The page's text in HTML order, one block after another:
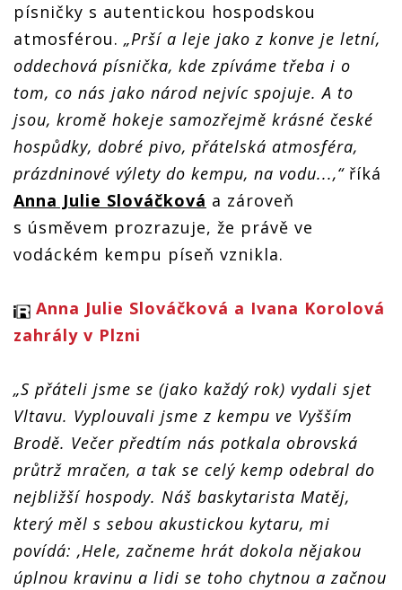
písničky s autentickou hospodskou
atmosférou. „Prší a leje jako z konve je letní,
oddechová písnička, kde zpíváme třeba i o
tom, co nás jako národ nejvíc spojuje. A to
jsou, kromě hokeje samozřejmě krásné české
hospůdky, dobré pivo, přátelská atmosféra,
prázdninové výlety do kempu, na vodu...,“říká
Anna Julie Slováčková a zároveň
s úsměvem prozrazuje, že právě ve
vodáckém kempu píseň vznikla.
Anna Julie Slováčková a Ivana Korolová
zahrály v Plzni
„S přáteli jsme se (jako každý rok) vydali sjet
Vltavu. Vyplouvali jsme z kempu ve Vyšším
Brodě. Večer předtím nás potkala obrovská
průtrž mračen, a tak se celý kemp odebral do
nejbližší hospody. Náš baskytarista Matěj,
který měl s sebou akustickou kytaru, mi
povídá: ,Hele, začneme hrát dokola nějakou
úplnou kravinu a lidi se toho chytnou a začnou